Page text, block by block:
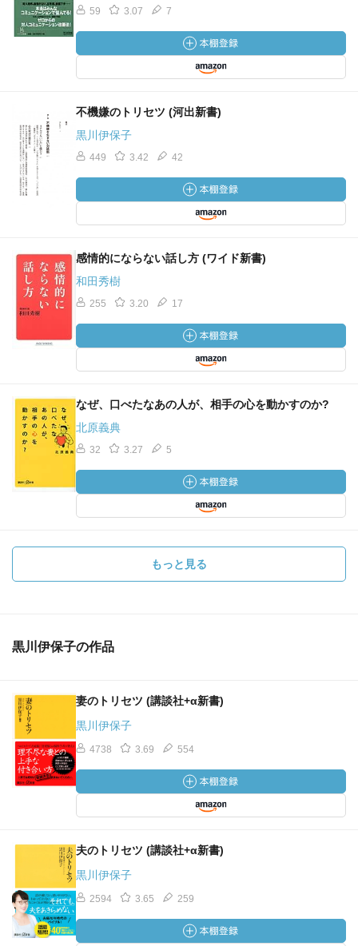
59 3.07 7
不機嫌のトリセツ (河出新書)
黒川伊保子
449 3.42 42
感情的にならない話し方 (ワイド新書)
和田秀樹
255 3.20 17
なぜ、口べたなあの人が、相手の心を動かすのか?
北原義典
32 3.27 5
もっと見る
黒川伊保子の作品
妻のトリセツ (講談社+α新書)
黒川伊保子
4738 3.69 554
夫のトリセツ (講談社+α新書)
黒川伊保子
2594 3.65 259